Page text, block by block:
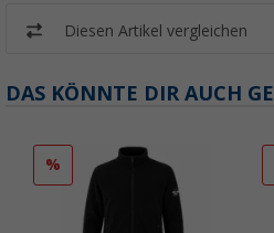
Diesen Artikel vergleichen
DAS KÖNNTE DIR AUCH
%